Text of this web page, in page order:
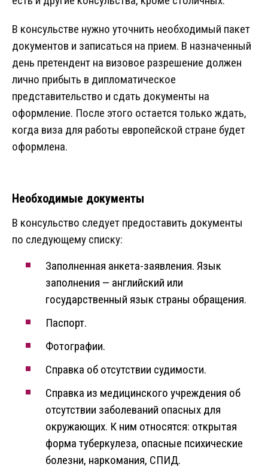
В консульстве нужно уточнить необходимый пакет
документов и записаться на прием. В назначенный
день претендент на визовое разрешение должен
лично прибыть в дипломатическое
представительство и сдать документы на
оформление. После этого остается только ждать,
когда виза для работы европейской стране будет
оформлена.
Необходимые документы
В консульство следует предоставить документы
по следующему списку:
Заполненная анкета-заявления. Язык
заполнения — английский или
государственный язык страны обращения.
Паспорт.
Фотографии.
Справка об отсутствии судимости.
Справка из медицинского учреждения об
отсутствии заболеваний опасных для
окружающих. К ним относятся: открытая
форма туберкулеза, опасные психические
болезни, наркомания, СПИД.